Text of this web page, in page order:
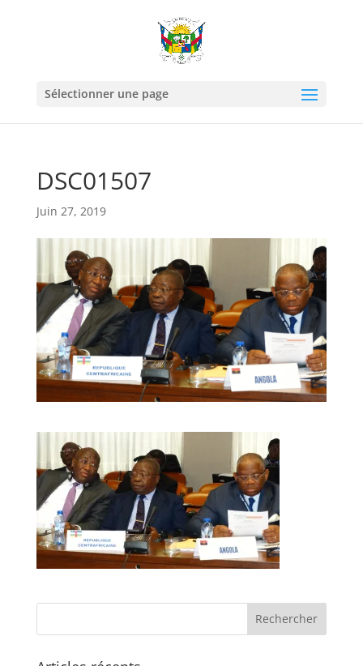
Sélectionner une page
DSC01507
Juin 27, 2019